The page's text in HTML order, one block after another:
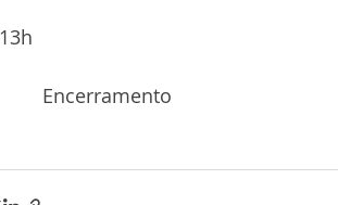
13h
	Encerramento